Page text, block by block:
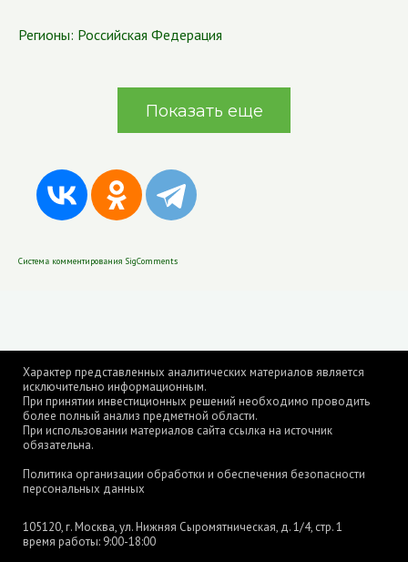
Регионы: Российская Федерация
Показать еще
Система комментирования SigComments
Характер представленных аналитических материалов является
исключительно информационным.
При принятии инвестиционных решений необходимо проводить
более полный анализ предметной области.
При использовании материалов сайта ссылка на источник
обязательна.
Политика организации обработки и обеспечения безопасности
персональных данных
105120, г. Москва, ул. Нижняя Сыромятническая, д. 1/4, стр. 1
время работы: 9:00-18:00